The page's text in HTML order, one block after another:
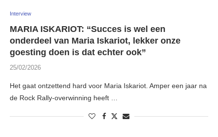
Interview
MARIA ISKARIOT: “Succes is wel een
onderdeel van Maria Iskariot, lekker onze
goesting doen is dat echter ook”
25/02/2026
Het gaat ontzettend hard voor Maria Iskariot. Amper een jaar na
de Rock Rally-overwinning heeft …